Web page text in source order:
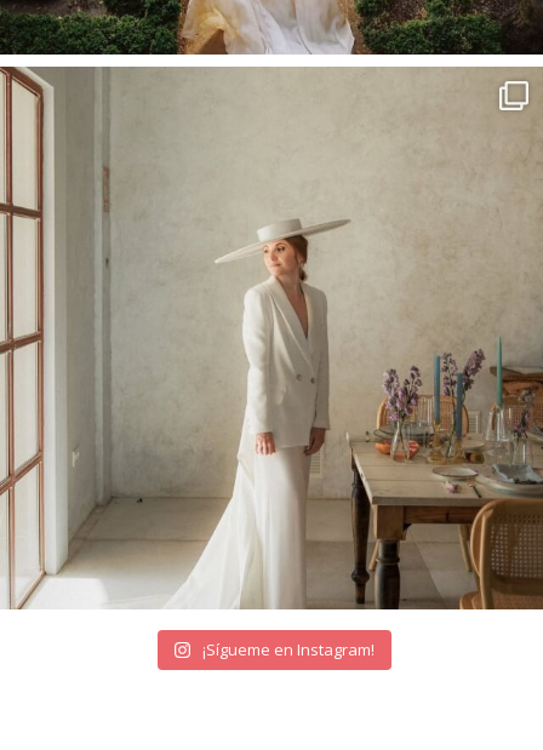
¡Sígueme en Instagram!